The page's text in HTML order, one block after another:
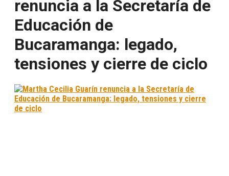
renuncia a la Secretaría de
Educación de
Bucaramanga: legado,
tensiones y cierre de ciclo